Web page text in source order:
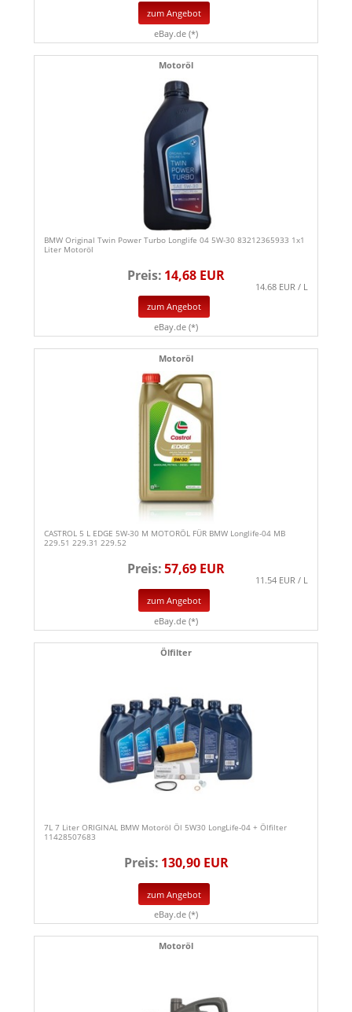
zum Angebot
eBay.de (*)
Motoröl
BMW Original Twin Power Turbo Longlife 04 5W-30 83212365933 1x1
Liter Motoröl
Preis: 14,68 EUR
14.68 EUR / L
zum Angebot
eBay.de (*)
Motoröl
CASTROL 5 L EDGE 5W-30 M MOTORÖL FÜR BMW Longlife-04 MB
229.51 229.31 229.52
Preis:57,69 EUR
11.54 EUR / L
zum Angebot
eBay.de (*)
Ölfilter
7L 7 Liter ORIGINAL BMW Motoröl Öl 5W30 LongLife-04 + Ölfilter
11428507683
Preis: 130,90 EUR
zum Angebot
eBay.de (*)
Motoröl